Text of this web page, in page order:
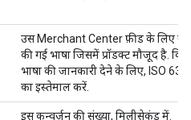
उस Merchant Center फ़ीड के लिए
की गई भाषा जिसमें प्रॉडक्ट मौजूद है.
भाषा की जानकारी देने के लिए, ISO 639
का इस्तेमाल करें.
इस कन्वर्ज़न की संख्या, मिलीसेकंड में.